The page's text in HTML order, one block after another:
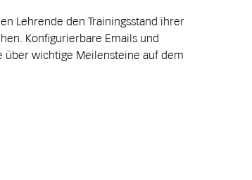
Lehrende den Trainingsstand ihrer
Konfigurierbare Emails und
über wichtige Meilensteine auf dem